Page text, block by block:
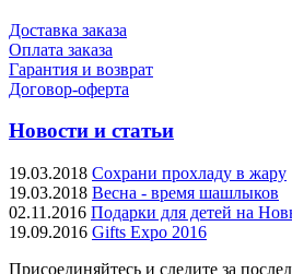
Доставка заказа
Оплата заказа
Гарантия и возврат
Договор-оферта
Новости и статьи
19.03.2018 Сохрани прохладу в жару
19.03.2018 Весна - время шашлыков
02.11.2016 Подарки для детей на
19.09.2016 Gifts Expo 2016
Присоединяйтесь и следите за